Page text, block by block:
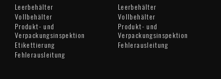
Leerbehälter
Vollbehälter
Produkt- und
Verpackungsinspektion
Etikettierung
Fehlerausleitung
Leerbehälter
Vollbehälter
Produkt- und
Verpackungsinspektion
Fehlerausleitung